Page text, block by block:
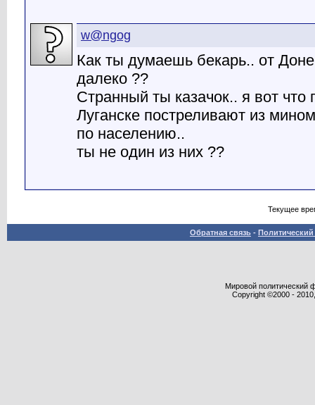
w@ngog
Как ты думаешь бекарь.. от
далеко ??
Странный ты казачок.. я вот что
Луганске постреливают из
по населению..
ты не один из них ??
Текущее
Обратная связь -
Мировой политический
Copyright ©2000 -